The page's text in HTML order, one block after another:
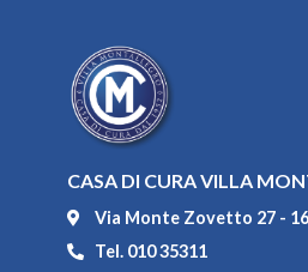
CASA DI CURA VILLA
Via Monte Zovetto 27 -
Tel. 010 35311